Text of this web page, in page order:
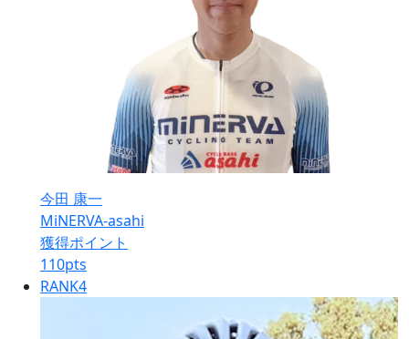
今田 康一
MiNERVA-asahi
獲得ポイント
110pts
RANK4